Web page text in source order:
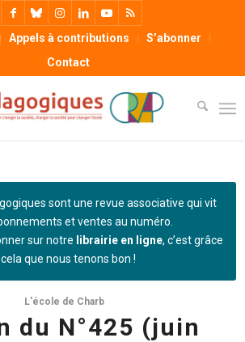
Appels à contributions
S’abonner
Contact
sont une revue associative qui vit
et ventes au numéro.
sur notre librairie en ligne, c’est grâce
que nous tenons bon !
L'école de Charb
du N°425 (juin